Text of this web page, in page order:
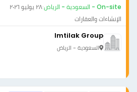
On-site - السعودية - الرياض ·٢٨ يوليو ٢٠٢٦
الإنشاءات والعقارات
Imtilak Group
السعودية - الرياض